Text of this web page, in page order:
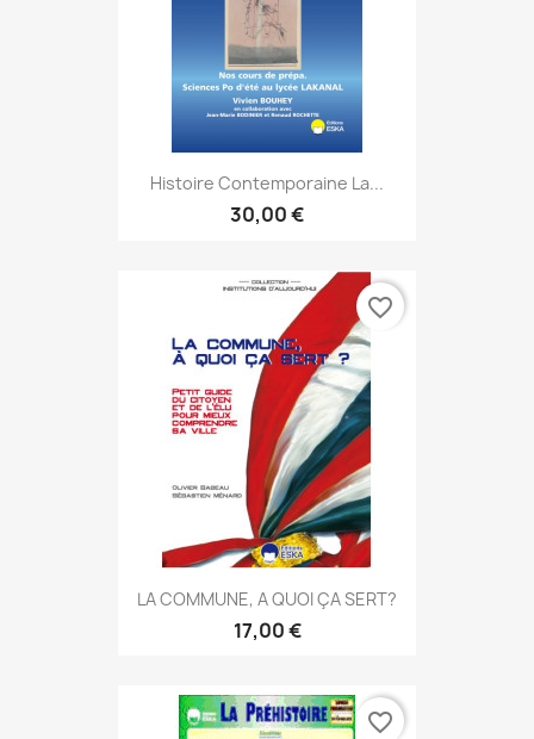
Histoire Contemporaine La...
30,00 €
LA COMMUNE, A QUOI ÇA SERT?
17,00 €
favorite_border
favorite_border